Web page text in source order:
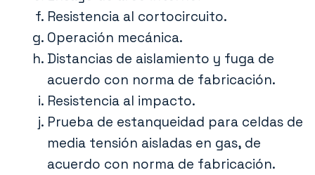
Resistencia al cortocircuito.
Operación mecánica.
Distancias de aislamiento y fuga de
acuerdo con norma de fabricación.
Resistencia al impacto.
Prueba de estanqueidad para celdas de
media tensión aisladas en gas, de
acuerdo con norma de fabricación.